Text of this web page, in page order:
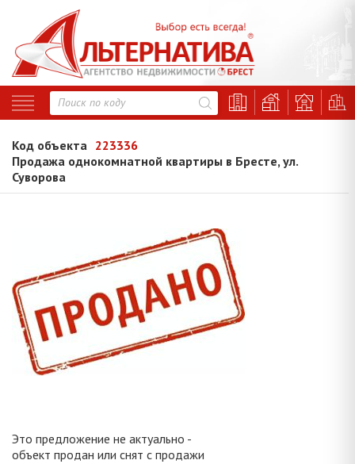
Код объекта 223336
Продажа однокомнатной квартиры в Бресте, ул.
Суворова
Это предложение не актуально -
объект продан или снят с продажи